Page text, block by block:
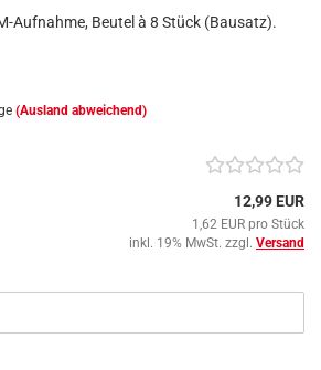
Aufnahme, Beutel à 8 Stück (Bausatz).
(Ausland abweichend)
12,99 EUR
1,62 EUR pro Stück
inkl. 19% MwSt. zzgl. Versand